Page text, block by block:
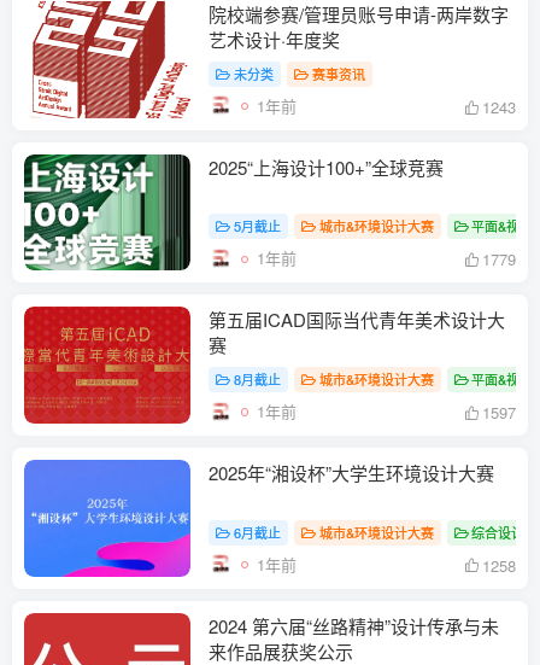
院校端参赛/管理员账号申请-两岸数字
艺术设计·年度奖
未分类 赛事资讯
1年前 1243
2025“上海设计100+”全球竞赛
5月截止 城市&环境设计大赛 平面&视传
1年前 1779
第五届ICAD国际当代青年美术设计大
赛
8月截止 城市&环境设计大赛 平面&视传
1年前 1597
2025年“湘设杯”大学生环境设计大赛
6月截止 城市&环境设计大赛 综合设计赛
1年前 1258
2024 第六届“丝路精神”设计传承与未
来作品展获奖公示